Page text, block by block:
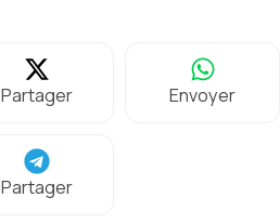
Partager Envoyer
Partager